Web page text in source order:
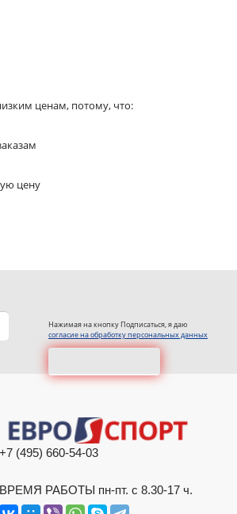
ценам, потому, что:
цену
Нажимая на кнопку Подписаться, я даю
согласие на обработку персональных данных
+7 (495) 660-54-03
ВРЕМЯ РАБОТЫ пн-пт. с 8.30-17 ч.